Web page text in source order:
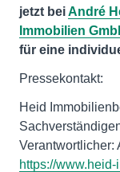
jetzt beiAndré
Immobilien
für eine
Pressekontakt:
Heid
Verantwortlicher:
https://